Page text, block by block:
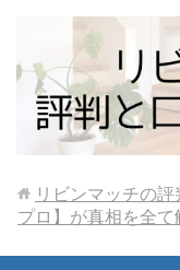
リビンマッチの
プロ】が真相を全て